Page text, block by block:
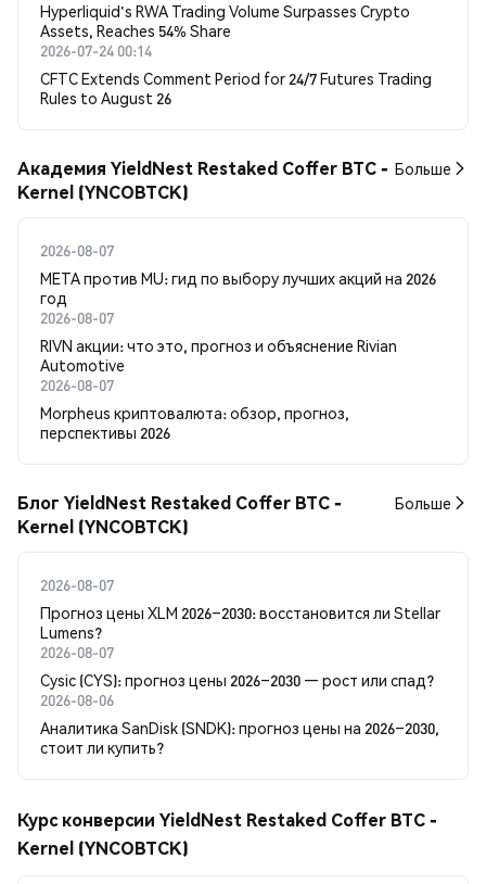
Hyperliquid's RWA Trading Volume Surpasses Crypto
Assets, Reaches 54% Share
2026-07-24 00:14
CFTC Extends Comment Period for 24/7 Futures Trading
Rules to August 26
Академия YieldNest Restaked Coffer BTC -
Kernel (YNCOBTCK)
Больше
2026-08-07
META против MU: гид по выбору лучших акций на 2026
год
2026-08-07
RIVN акции: что это, прогноз и объяснение Rivian
Automotive
2026-08-07
Morpheus криптовалюта: обзор, прогноз,
перспективы 2026
Блог YieldNest Restaked Coffer BTC -
Kernel (YNCOBTCK)
Больше
2026-08-07
Прогноз цены XLM 2026–2030: восстановится ли Stellar
Lumens?
2026-08-07
Cysic (CYS): прогноз цены 2026–2030 — рост или спад?
2026-08-06
Аналитика SanDisk (SNDK): прогноз цены на 2026–2030,
стоит ли купить?
Курс конверсии YieldNest Restaked Coffer BTC -
Kernel (YNCOBTCK)